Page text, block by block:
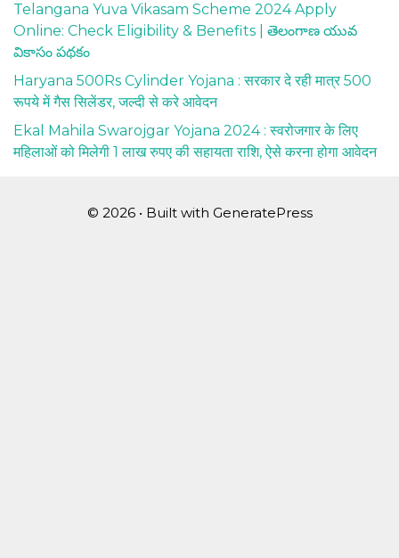
Telangana Yuva Vikasam Scheme 2024 Apply
Online: Check Eligibility & Benefits | తెలంగాణ యువ
వికాసం పథకం
Haryana 500Rs Cylinder Yojana : सरकार दे रही मात्र 500
रूपये में गैस सिलेंडर, जल्दी से करे आवेदन
Ekal Mahila Swarojgar Yojana 2024 : स्वरोजगार के लिए
महिलाओं को मिलेगी 1 लाख रुपए की सहायता राशि, ऐसे करना होगा आवेदन
© 2026 • Built with GeneratePress